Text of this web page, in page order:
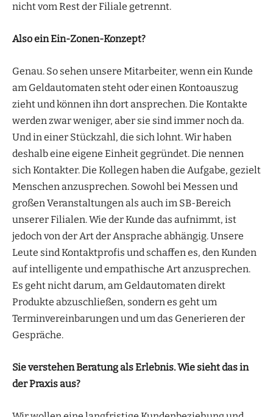
nicht vom Rest der Filiale getrennt.
Also ein Ein-Zonen-Konzept?
Genau. So sehen unsere Mitarbeiter, wenn ein Kunde
am Geldautomaten steht oder einen Kontoauszug
zieht und können ihn dort ansprechen. Die Kontakte
werden zwar weniger, aber sie sind immer noch da.
Und in einer Stückzahl, die sich lohnt. Wir haben
deshalb eine eigene Einheit gegründet. Die nennen
sich Kontakter. Die Kollegen haben die Aufgabe, gezielt
Menschen anzusprechen. Sowohl bei Messen und
großen Veranstaltungen als auch im SB-Bereich
unserer Filialen. Wie der Kunde das aufnimmt, ist
jedoch von der Art der Ansprache abhängig. Unsere
Leute sind Kontaktprofis und schaffen es, den Kunden
auf intelligente und empathische Art anzusprechen.
Es geht nicht darum, am Geldautomaten direkt
Produkte abzuschließen, sondern es geht um
Terminvereinbarungen und um das Generieren der
Gespräche.
Sie verstehen Beratung als Erlebnis. Wie sieht das in
der Praxis aus?